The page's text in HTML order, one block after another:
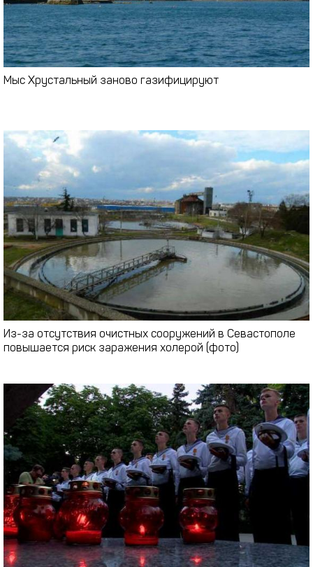
Мыс Хрустальный заново газифицируют
Из-за отсутствия очистных сооружений в Севастополе
повышается риск заражения холерой (фото)